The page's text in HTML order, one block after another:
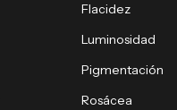
Flacidez
Luminosidad
Pigmentación
Rosácea